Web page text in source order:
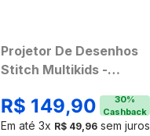
Projetor De Desenhos
Stitch Multikids -
R$ 149,90 30%
Cashback
Em até 3x R$ 49, 96sem juros